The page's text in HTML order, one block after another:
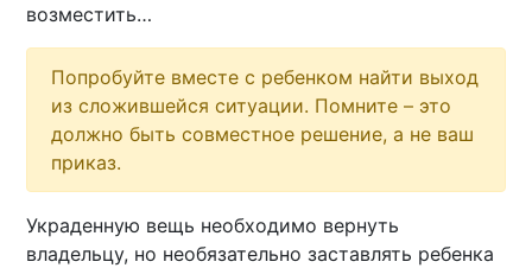
возместить…
Попробуйте вместе с ребенком найти выход
из сложившейся ситуации. Помните – это
должно быть совместное решение, а не ваш
приказ.
Украденную вещь необходимо вернуть
владельцу, но необязательно заставлять ребенка